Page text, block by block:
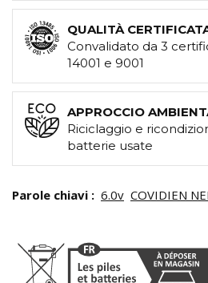
QUALITÀ
Convalidato da 3
14001 e 9001
APPROCCIO
Riciclaggio e
batterie usate
Parole chiavi : 6.0v COVIDIEN